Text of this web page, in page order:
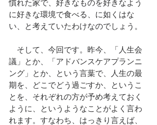
慣れた家で、好きなものを好きなよう
に好きな環境で食べる、に如くはな
い、と考えていたわけなのでしょう。
そして、今回です。昨今、「人生会
議」とか、「アドバンスケアプランニ
ング」とか、という言葉で、人生の最
期を、どこでどう過ごすか、というこ
とを、それぞれの方が予め考えておく
ように、というようなことがよく言わ
れます。すなわち、はっきり言えば、